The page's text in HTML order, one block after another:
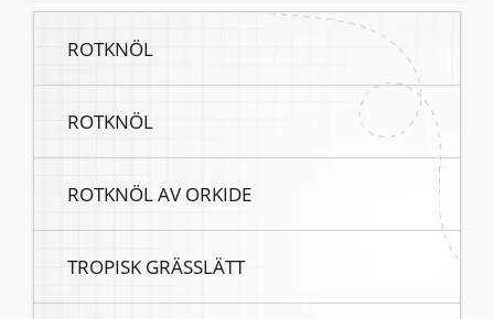
ROTKNÖL
ROTKNÖL
ROTKNÖL AV ORKIDE
TROPISK GRÄSSLÄTT